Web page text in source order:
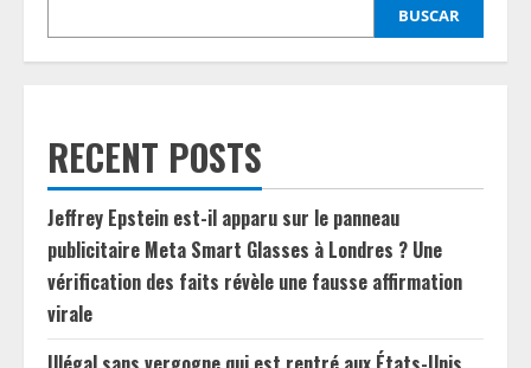
BUSCAR
RECENT POSTS
Jeffrey Epstein est-il apparu sur le panneau
publicitaire Meta Smart Glasses à Londres ? Une
vérification des faits révèle une fausse affirmation
virale